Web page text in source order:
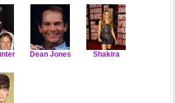
Dean Jones Shakira